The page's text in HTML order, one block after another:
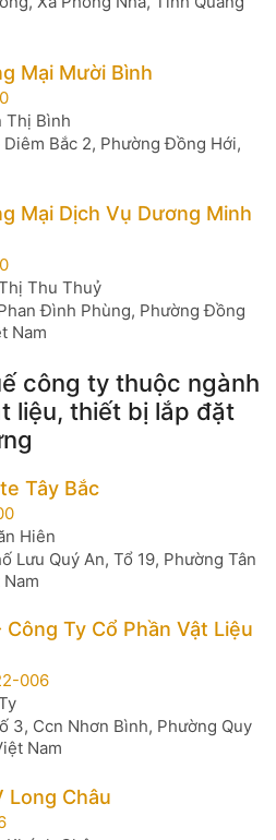
Mại Mười Bình
Thị Bình
Diêm Bắc 2, Phường Đồng Hới,
Mại Dịch Vụ Dương Minh
Thu Thuỷ
Đình Phùng, Phường Đồng
Nam
công ty thuộc ngành
liệu, thiết bị lắp đặt
Tây Bắc
Hiên
Lưu Quý An, Tổ 19, Phường Tân
Ty Cổ Phần Vật Liệu
006
3, Ccn Nhơn Bình, Phường Quy
Nam
Long Châu